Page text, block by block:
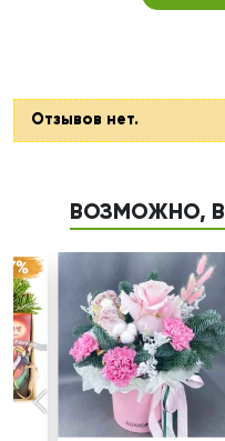
Отзывов нет.
ВОЗМОЖНО,